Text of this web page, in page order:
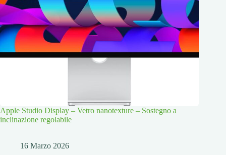
Apple Studio Display – Vetro nanotexture – Sostegno a
inclinazione regolabile
16 Marzo 2026